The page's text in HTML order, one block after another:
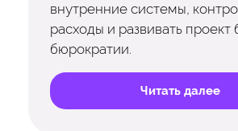
внутренние системы,
расходы и развивать проект
бюрократии.
Читать далее